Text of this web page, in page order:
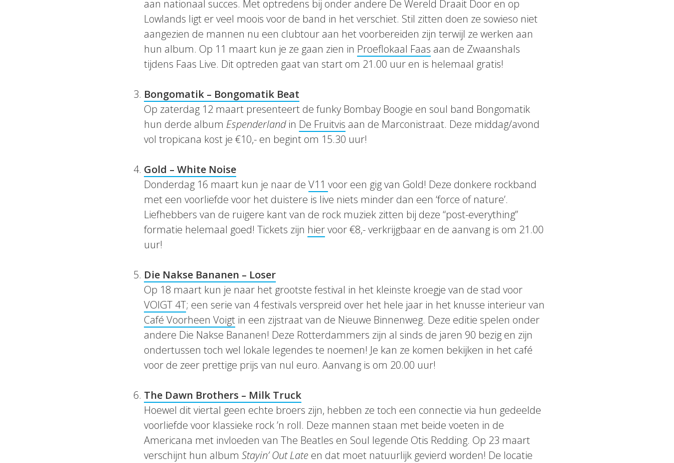
aan nationaal succes. Met optredens bij onder andere De Wereld Draait Door en op
Lowlands ligt er veel moois voor de band in het verschiet. Stil zitten doen ze sowieso niet
aangezien de mannen nu een clubtour aan het voorbereiden zijn terwijl ze werken aan
hun album. Op 11 maart kun je ze gaan zien in Proeflokaal Faas aan de Zwaanshals
tijdens Faas Live. Dit optreden gaat van start om 21.00 uur en is helemaal gratis!
Bongomatik – Bongomatik Beat
Op zaterdag 12 maart presenteert de funky Bombay Boogie en soul band Bongomatik
hun derde album Espenderland in De Fruitvis aan de Marconistraat. Deze middag/avond
vol tropicana kost je €10,- en begint om 15.30 uur!
Gold – White Noise
Donderdag 16 maart kun je naar de V11 voor een gig van Gold! Deze donkere rockband
met een voorliefde voor het duistere is live niets minder dan een ‘force of nature’.
Liefhebbers van de ruigere kant van de rock muziek zitten bij deze “post-everything”
formatie helemaal goed! Tickets zijn hiervoor €8,- verkrijgbaar en de aanvang is om 21.00
uur!
Die Nakse Bananen – Loser
Op 18 maart kun je naar het grootste festival in het kleinste kroegje van de stad voor
VOIGT 4T; een serie van 4 festivals verspreid over het hele jaar in het knusse interieur van
Café Voorheen Voigt in een zijstraat van de Nieuwe Binnenweg. Deze editie spelen onder
andere Die Nakse Bananen! Deze Rotterdammers zijn al sinds de jaren 90 bezig en zijn
ondertussen toch wel lokale legendes te noemen! Je kan ze komen bekijken in het café
voor de zeer prettige prijs van nul euro. Aanvang is om 20.00 uur!
The Dawn Brothers – Milk Truck
Hoewel dit viertal geen echte broers zijn, hebben ze toch een connectie via hun gedeelde
voorliefde voor klassieke rock ’n roll. Deze mannen staan met beide voeten in de
Americana met invloeden van The Beatles en Soul legende Otis Redding. Op 23 maart
verschijnt hun album Stayin’ Out Late en dat moet natuurlijk gevierd worden! De locatie